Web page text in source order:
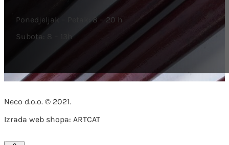
Ponedjeljak – Petak: 8 – 20 h
Subota: 8 – 13h
Neco d.o.o. © 2021.
Izrada web shopa: ARTCAT